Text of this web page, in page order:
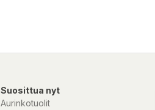
Suosittua nyt
Aurinkotuolit